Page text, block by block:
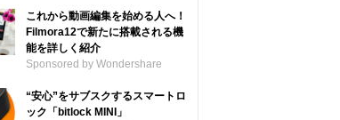
これから動画編集を始める人へ！
Filmora12で新たに搭載される機
能を詳しく紹介
Sponsored by Wondershare
“安心”をサブスクするスマートロ
ック「bitlock MINI」